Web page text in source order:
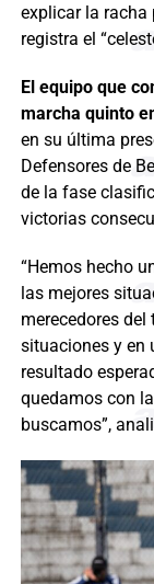
explicar la racha
registra el
El equipo que
marcha quinto
en su última
Defensores de
de la fase
victorias
“Hemos hecho
las mejores
merecedores
situaciones y en
resultado
quedamos con
buscamos”,